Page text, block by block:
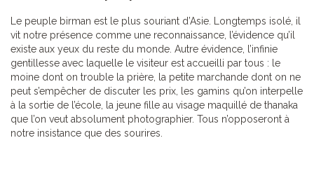
Le peuple birman est le plus souriant d’Asie. Longtemps isolé, il
vit notre présence comme une reconnaissance, l’évidence qu’il
existe aux yeux du reste du monde. Autre évidence, l’infinie
gentillesse avec laquelle le visiteur est accueilli par tous : le
moine dont on trouble la prière, la petite marchande dont on ne
peut s’empêcher de discuter les prix, les gamins qu’on interpelle
à la sortie de l’école, la jeune fille au visage maquillé de thanaka
que l’on veut absolument photographier. Tous n’opposeront à
notre insistance que des sourires.